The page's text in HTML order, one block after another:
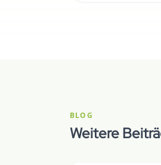
BLOG
Weitere